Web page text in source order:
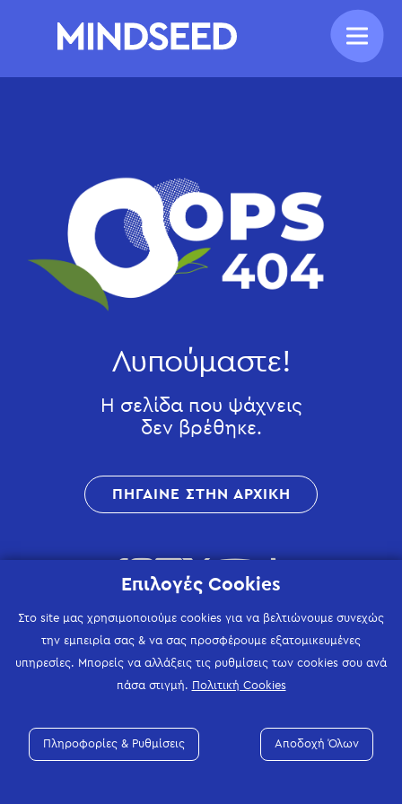
Λυπούμαστε!
Η σελίδα που ψάχνεις
δεν βρέθηκε.
ΠΗΓΑΙΝΕ ΣΤΗΝ ΑΡΧΙΚΗ
Επιλογές Cookies
Στο site μας χρησιμοποιούμε cookies για να βελτιώνουμε συνεχώς
την εμπειρία σας & να σας προσφέρουμε εξατομικευμένες
υπηρεσίες. Μπορείς να αλλάξεις τις ρυθμίσεις των cookies σου ανά
πάσα στιγμή. Πολιτική Cookies
Πληροφορίες & Ρυθμίσεις Αποδοχή Όλων